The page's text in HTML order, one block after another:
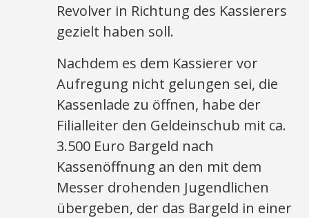
Revolver in Richtung des Kassierers
gezielt haben soll.
Nachdem es dem Kassierer vor
Aufregung nicht gelungen sei, die
Kassenlade zu öffnen, habe der
Filialleiter den Geldeinschub mit ca.
3.500 Euro Bargeld nach
Kassenöffnung an den mit dem
Messer drohenden Jugendlichen
übergeben, der das Bargeld in einer